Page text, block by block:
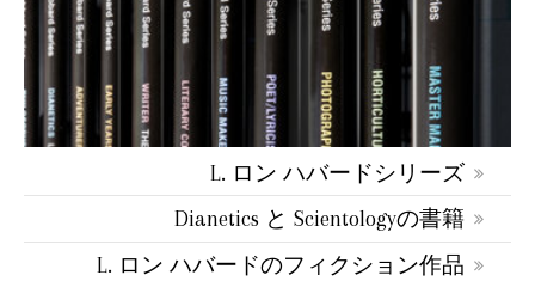
L. ロン ハバードシリーズ
Dianetics と Scientologyの書籍
L. ロン ハバードのフィクション作品